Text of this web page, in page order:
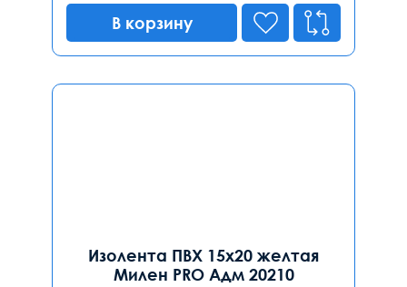
В корзину
Изолента ПВХ 15х20 желтая
Милен PRO Адм 20210